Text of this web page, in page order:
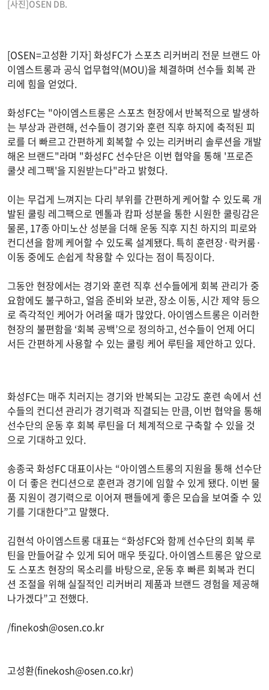
[사진]OSEN DB.
[OSEN=고성환 기자] 화성FC가 스포츠 리커버리 전문 브랜드 아
이엠스트롱과 공식 업무협약(MOU)을 체결하며 선수들 회복 관
리에 힘을 얻었다.
화성FC는 "아이엠스트롱은 스포츠 현장에서 반복적으로 발생하
는 부상과 관련해, 선수들이 경기와 훈련 직후 하지에 축적된 피
로를 더 빠르고 간편하게 회복할 수 있는 리커버리 솔루션을 개발
해온 브랜드"라며 "화성FC 선수단은 이번 협약을 통해 '프로즌
쿨샷 레그팩'을 지원받는다"라고 밝혔다.
이는 무겁게 느껴지는 다리 부위를 간편하게 케어할 수 있도록 개
발된 쿨링 레그팩으로 멘톨과 캄파 성분을 통한 시원한 쿨링감은
물론, 17종 아미노산 성분을 더해 운동 직후 지친 하지의 피로와
컨디션을 함께 케어할 수 있도록 설계됐다. 특히 훈련장·락커룸·
이동 중에도 손쉽게 착용할 수 있다는 점이 특징이다.
그동안 현장에서는 경기와 훈련 직후 선수들에게 회복 관리가 중
요함에도 불구하고, 얼음 준비와 보관, 장소 이동, 시간 제약 등으
로 즉각적인 케어가 어려울 때가 많았다. 아이엠스트롱은 이러한
현장의 불편함을 ‘회복 공백’으로 정의하고, 선수들이 언제 어디
서든 간편하게 사용할 수 있는 쿨링 케어 루틴을 제안하고 있다.
화성FC는 매주 치러지는 경기와 반복되는 고강도 훈련 속에서 선
수들의 컨디션 관리가 경기력과 직결되는 만큼, 이번 협약을 통해
선수단의 운동 후 회복 루틴을 더 체계적으로 구축할 수 있을 것
으로 기대하고 있다.
송종국 화성FC 대표이사는 “아이엠스트롱의 지원을 통해 선수단
이 더 좋은 컨디션으로 훈련과 경기에 임할 수 있게 됐다. 이번 물
품 지원이 경기력으로 이어져 팬들에게 좋은 모습을 보여줄 수 있
기를 기대한다”고 말했다.
김현석 아이엠스트롱 대표는 “화성FC와 함께 선수단의 회복 루
틴을 만들어갈 수 있게 되어 매우 뜻깊다. 아이엠스트롱은 앞으로
도 스포츠 현장의 목소리를 바탕으로, 운동 후 빠른 회복과 컨디
션 조절을 위해 실질적인 리커버리 제품과 브랜드 경험을 제공해
나가겠다”고 전했다.
/finekosh@osen.co.kr
고성환(finekosh@osen.co.kr)